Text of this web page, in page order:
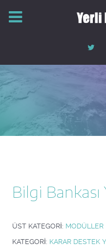
Bilgi
ÜST KATEGORI: MODÜLLER
KATEGORI: KARAR DESTEK